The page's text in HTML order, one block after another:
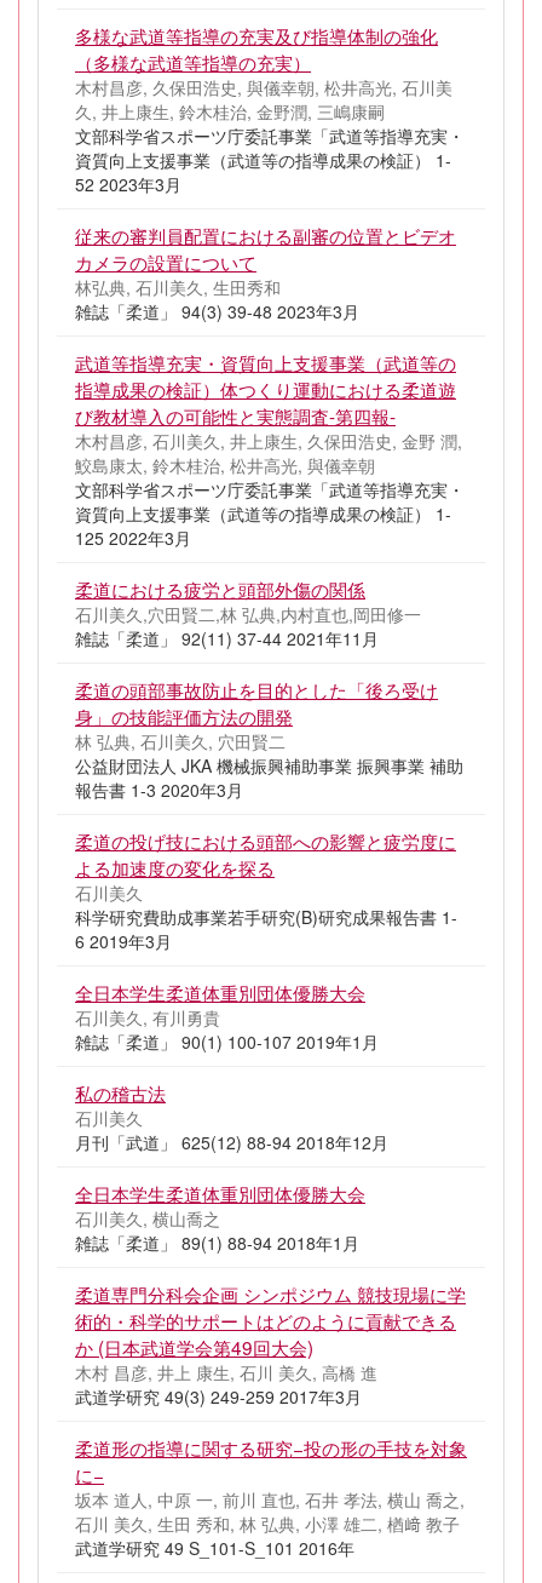
多様な武道等指導の充実及び指導体制の強化
（多様な武道等指導の充実）
木村昌彦, 久保田浩史, 與儀幸朝, 松井高光, 石川美
久, 井上康生, 鈴木桂治, 金野潤, 三嶋康嗣
文部科学省スポーツ庁委託事業「武道等指導充実・
資質向上支援事業（武道等の指導成果の検証） 1-
52 2023年3月
従来の審判員配置における副審の位置とビデオ
カメラの設置について
林弘典, 石川美久, 生田秀和
雑誌「柔道」 94(3) 39-48 2023年3月
武道等指導充実・資質向上支援事業（武道等の
指導成果の検証）体つくり運動における柔道遊
び教材導入の可能性と実態調査-第四報-
木村昌彦, 石川美久, 井上康生, 久保田浩史, 金野 潤,
鮫島康太, 鈴木桂治, 松井高光, 與儀幸朝
文部科学省スポーツ庁委託事業「武道等指導充実・
資質向上支援事業（武道等の指導成果の検証） 1-
125 2022年3月
柔道における疲労と頭部外傷の関係
石川美久,穴田賢二,林 弘典,内村直也,岡田修一
雑誌「柔道」 92(11) 37-44 2021年11月
柔道の頭部事故防止を目的とした「後ろ受け
身」の技能評価方法の開発
林 弘典, 石川美久, 穴田賢二
公益財団法人 JKA 機械振興補助事業 振興事業 補助
報告書 1-3 2020年3月
柔道の投げ技における頭部への影響と疲労度に
よる加速度の変化を探る
石川美久
科学研究費助成事業若手研究(B)研究成果報告書 1-
6 2019年3月
全日本学生柔道体重別団体優勝大会
石川美久, 有川勇貴
雑誌「柔道」 90(1) 100-107 2019年1月
私の稽古法
石川美久
月刊「武道」 625(12) 88-94 2018年12月
全日本学生柔道体重別団体優勝大会
石川美久, 横山喬之
雑誌「柔道」 89(1) 88-94 2018年1月
柔道専門分科会企画 シンポジウム 競技現場に学
術的・科学的サポートはどのように貢献できる
か (日本武道学会第49回大会)
木村 昌彦, 井上 康生, 石川 美久, 高橋 進
武道学研究 49(3) 249-259 2017年3月
柔道形の指導に関する研究−投の形の手技を対象
に−
坂本 道人, 中原 一, 前川 直也, 石井 孝法, 横山 喬之,
石川 美久, 生田 秀和, 林 弘典, 小澤 雄二, 楢﨑 教子
武道学研究 49 S_101-S_101 2016年